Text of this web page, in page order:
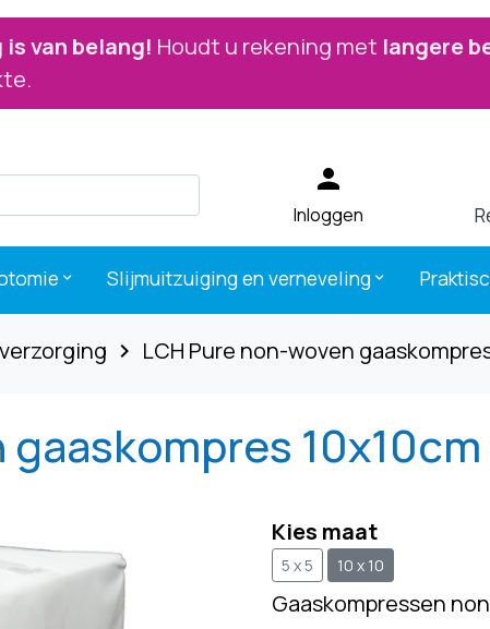
van belang! Houdt u rekening met langere
person
Inloggen
keyboard_arrow_down Slijmuitzuiging en verneveling keyboard_arrow_down
navigate_next LCH Pure non-woven
Kies maat
5 x 5 10 x 10
Gaaskompressen